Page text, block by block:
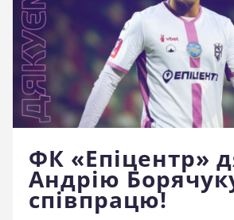
Команда
Матчі 2026/2027
Фото
Історія
Клуб
Фан-шоп
Правила поведінки на
стадіоні
ФК «Епіцентр»
Андрію
співпрацю!